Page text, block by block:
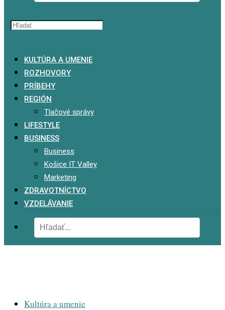
KULTÚRA A UMENIE
ROZHOVORY
PRÍBEHY
REGIÓN
Tlačové správy
LIFESTYLE
BUSINESS
Business
Košice IT Valley
Marketing
ZDRAVOTNÍCTVO
VZDELÁVANIE
Kultúra a umenie